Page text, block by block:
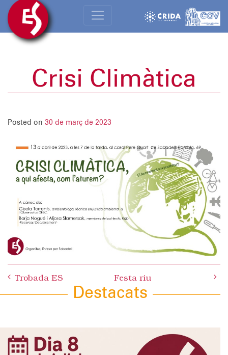
Crisi Climàtica
Posted on 30 de març de 2023
navigation
Trobada ES Festa riu
Destacats